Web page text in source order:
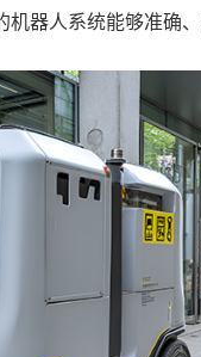
器人系统能够准确、